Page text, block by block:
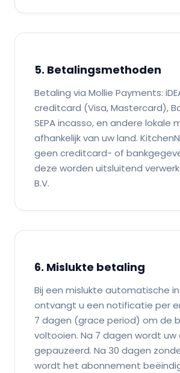
5. Betalingsmethoden
Betaling via Mollie Payments:
creditcard (Visa, Mastercard),
SEPA incasso, en andere lokale
afhankelijk van uw land.
geen creditcard- of
deze worden uitsluitend
B.V.
6. Mislukte betaling
Bij een mislukte automatische
ontvangt u een notificatie per
7 dagen (grace period) om de
voltooien. Na 7 dagen wordt
gepauzeerd. Na 30 dagen
wordt het abonnement